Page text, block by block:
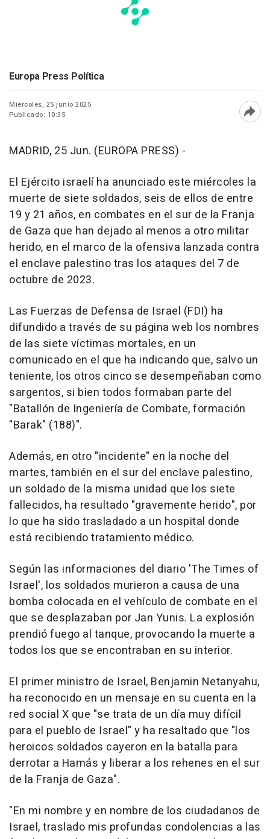
Europa Press Política
Miércoles, 25 junio 2025
Publicado: 10:35
MADRID, 25 Jun. (EUROPA PRESS) -
El Ejército israelí ha anunciado este miércoles la
muerte de siete soldados, seis de ellos de entre
19 y 21 años, en combates en el sur de la Franja
de Gaza que han dejado al menos a otro militar
herido, en el marco de la ofensiva lanzada contra
el enclave palestino tras los ataques del 7 de
octubre de 2023.
Las Fuerzas de Defensa de Israel (FDI) ha
difundido a través de su página web los nombres
de las siete víctimas mortales, en un
comunicado en el que ha indicando que, salvo un
teniente, los otros cinco se desempeñaban como
sargentos, si bien todos formaban parte del
"Batallón de Ingeniería de Combate, formación
"Barak" (188)".
Además, en otro "incidente" en la noche del
martes, también en el sur del enclave palestino,
un soldado de la misma unidad que los siete
fallecidos, ha resultado "gravemente herido", por
lo que ha sido trasladado a un hospital donde
está recibiendo tratamiento médico.
Según las informaciones del diario 'The Times of
Israel', los soldados murieron a causa de una
bomba colocada en el vehículo de combate en el
que se desplazaban por Jan Yunis. La explosión
prendió fuego al tanque, provocando la muerte a
todos los que se encontraban en su interior.
El primer ministro de Israel, Benjamin Netanyahu,
ha reconocido en un mensaje en su cuenta en la
red social X que "se trata de un día muy difícil
para el pueblo de Israel" y ha resaltado que "los
heroicos soldados cayeron en la batalla para
derrotar a Hamás y liberar a los rehenes en el sur
de la Franja de Gaza".
"En mi nombre y en nombre de los ciudadanos de
Israel, traslado mis profundas condolencias a las